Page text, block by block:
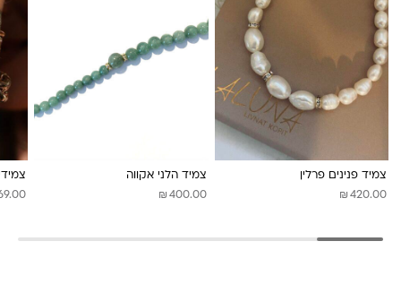
צמיד פנינים פרלין
₪ 420.00
צמיד הלני אקווה
₪ 400.00